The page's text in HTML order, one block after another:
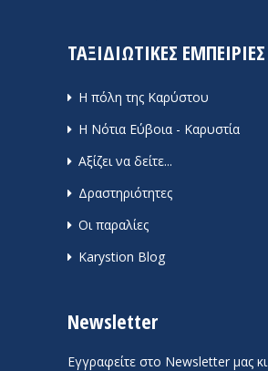
ΤΑΞΙΔΙΩΤΙΚΕΣ ΕΜΠΕΙΡΙΕΣ
Η πόλη της Καρύστου
Η Νότια Εύβοια - Καρυστία
Αξίζει να δείτε...
Δραστηριότητες
Οι παραλίες
Karystion Blog
Newsletter
Εγγραφείτε στο Newsletter μας κι